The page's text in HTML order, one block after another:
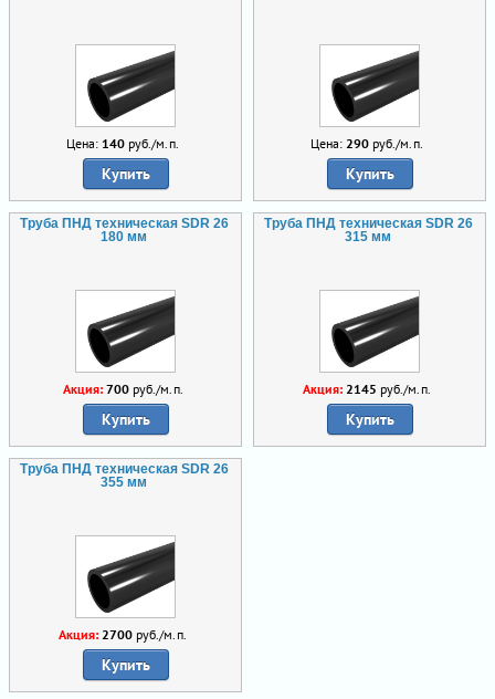
Цена: 140 руб./м.п.
Купить
Цена: 290 руб./м.п.
Купить
Труба ПНД техническая SDR 26
180 мм
Акция: 700руб./м.п.
Купить
Труба ПНД техническая SDR 26
315 мм
Акция: 2145 руб./м.п.
Купить
Труба ПНД техническая SDR 26
355 мм
Акция: 2700 руб./м.п.
Купить